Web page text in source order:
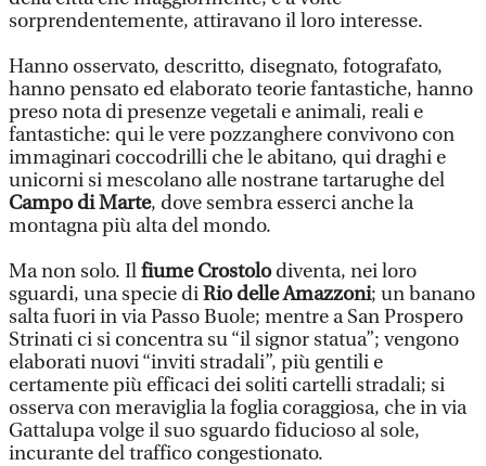
sorprendentemente, attiravano il loro interesse.
Hanno osservato, descritto, disegnato, fotografato,
hanno pensato ed elaborato teorie fantastiche, hanno
preso nota di presenze vegetali e animali, reali e
fantastiche: qui le vere pozzanghere convivono con
immaginari coccodrilli che le abitano, qui draghi e
unicorni si mescolano alle nostrane tartarughe del
Campo di Marte, dove sembra esserci anche la
montagna più alta del mondo.
Ma non solo. Ilfiume Crostolodiventa, nei loro
sguardi, una specie diRio delle Amazzoni; un banano
salta fuori in via Passo Buole; mentre a San Prospero
Strinati ci si concentra su “il signor statua”; vengono
elaborati nuovi “inviti stradali”, più gentili e
certamente più efficaci dei soliti cartelli stradali; si
osserva con meraviglia la foglia coraggiosa, che in via
Gattalupa volge il suo sguardo fiducioso al sole,
incurante del traffico congestionato.